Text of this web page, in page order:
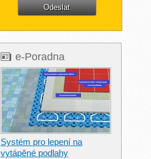
e-Poradna
Systém pro lepení na
vytápěné podlahy